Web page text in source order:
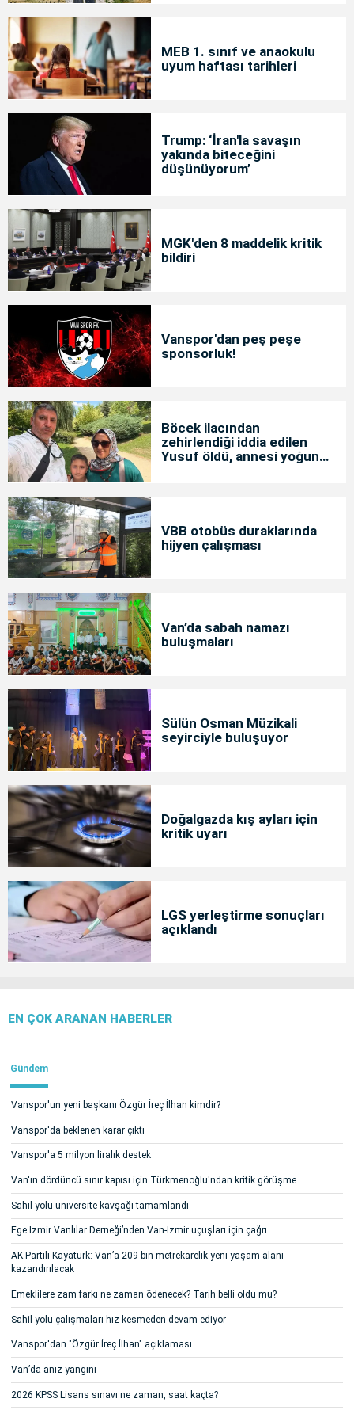
MEB 1. sınıf ve anaokulu
uyum haftası tarihleri
Trump: ‘İran'la savaşın
yakında biteceğini
düşünüyorum’
MGK'den 8 maddelik kritik
bildiri
Vanspor'dan peş peşe
sponsorluk!
Böcek ilacından
zehirlendiği iddia edilen
Yusuf öldü, annesi yoğun
VBB otobüs duraklarında
hijyen çalışması
Van’da sabah namazı
buluşmaları
Sülün Osman Müzikali
seyirciyle buluşuyor
Doğalgazda kış ayları için
kritik uyarı
LGS yerleştirme sonuçları
açıklandı
EN ÇOK ARANAN HABERLER
Gündem
Vanspor'un yeni başkanı Özgür İreç İlhan kimdir?
Vanspor'da beklenen karar çıktı
Vanspor'a 5 milyon liralık destek
Van'ın dördüncü sınır kapısı için Türkmenoğlu'ndan kritik görüşme
Sahil yolu üniversite kavşağı tamamlandı
Ege İzmir Vanlılar Derneği’nden Van-İzmir uçuşları için çağrı
AK Partili Kayatürk: Van’a 209 bin metrekarelik yeni yaşam alanı
kazandırılacak
Emeklilere zam farkı ne zaman ödenecek? Tarih belli oldu mu?
Sahil yolu çalışmaları hız kesmeden devam ediyor
Vanspor'dan "Özgür İreç İlhan" açıklaması
Van’da anız yangını
2026 KPSS Lisans sınavı ne zaman, saat kaçta?